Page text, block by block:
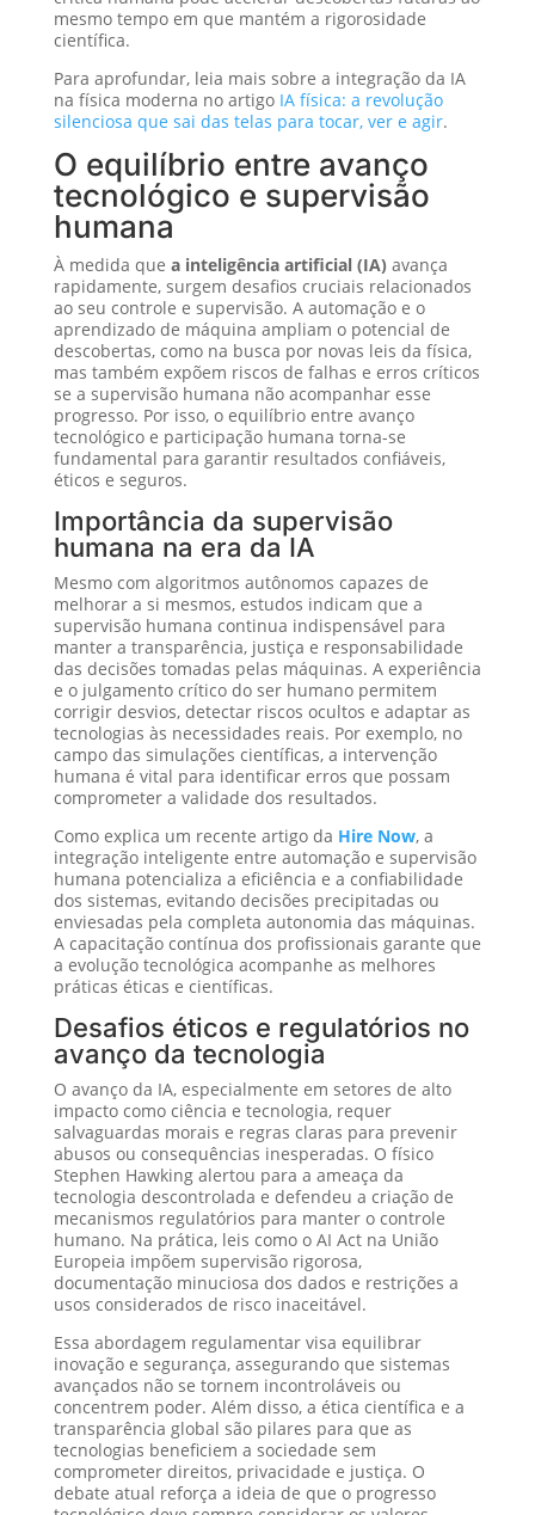
mesmo tempo em que mantém a rigorosidade
científica.
Para aprofundar, leia mais sobre a integração da IA
na física moderna no artigo IA física: a revolução
silenciosa que sai das telas para tocar, ver e agir.
O equilíbrio entre avanço
tecnológico e supervisão
humana
À medida que a inteligência artificial (IA) avança
rapidamente, surgem desafios cruciais relacionados
ao seu controle e supervisão. A automação e o
aprendizado de máquina ampliam o potencial de
descobertas, como na busca por novas leis da física,
mas também expõem riscos de falhas e erros críticos
se a supervisão humana não acompanhar esse
progresso. Por isso, o equilíbrio entre avanço
tecnológico e participação humana torna-se
fundamental para garantir resultados confiáveis,
éticos e seguros.
Importância da supervisão
humana na era da IA
Mesmo com algoritmos autônomos capazes de
melhorar a si mesmos, estudos indicam que a
supervisão humana continua indispensável para
manter a transparência, justiça e responsabilidade
das decisões tomadas pelas máquinas. A experiência
e o julgamento crítico do ser humano permitem
corrigir desvios, detectar riscos ocultos e adaptar as
tecnologias às necessidades reais. Por exemplo, no
campo das simulações científicas, a intervenção
humana é vital para identificar erros que possam
comprometer a validade dos resultados.
Como explica um recente artigo da Hire Now, a
integração inteligente entre automação e supervisão
humana potencializa a eficiência e a confiabilidade
dos sistemas, evitando decisões precipitadas ou
enviesadas pela completa autonomia das máquinas.
A capacitação contínua dos profissionais garante que
a evolução tecnológica acompanhe as melhores
práticas éticas e científicas.
Desafios éticos e regulatórios no
avanço da tecnologia
O avanço da IA, especialmente em setores de alto
impacto como ciência e tecnologia, requer
salvaguardas morais e regras claras para prevenir
abusos ou consequências inesperadas. O físico
Stephen Hawking alertou para a ameaça da
tecnologia descontrolada e defendeu a criação de
mecanismos regulatórios para manter o controle
humano. Na prática, leis como o AI Act na União
Europeia impõem supervisão rigorosa,
documentação minuciosa dos dados e restrições a
usos considerados de risco inaceitável.
Essa abordagem regulamentar visa equilibrar
inovação e segurança, assegurando que sistemas
avançados não se tornem incontroláveis ou
concentrem poder. Além disso, a ética científica e a
transparência global são pilares para que as
tecnologias beneficiem a sociedade sem
comprometer direitos, privacidade e justiça. O
debate atual reforça a ideia de que o progresso